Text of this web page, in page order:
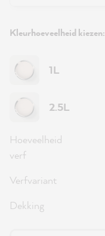
Kleurhoeveelheid kiezen:
1L
2.5L
Hoeveelheid
verf
Verfvariant
Dekking